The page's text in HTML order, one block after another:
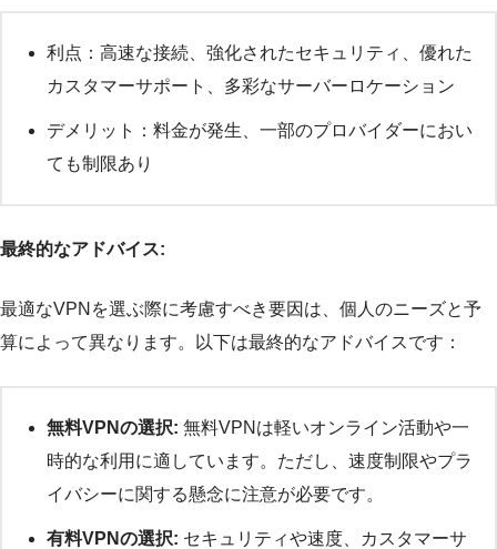
利点：高速な接続、強化されたセキュリティ、優れた
カスタマーサポート、多彩なサーバーロケーション
デメリット：料金が発生、一部のプロバイダーにおい
ても制限あり
最終的なアドバイス:
最適なVPNを選ぶ際に考慮すべき要因は、個人のニーズと予
算によって異なります。以下は最終的なアドバイスです：
無料VPNの選択: 無料VPNは軽いオンライン活動や一
時的な利用に適しています。ただし、速度制限やプラ
イバシーに関する懸念に注意が必要です。
有料VPNの選択: セキュリティや速度、カスタマーサ